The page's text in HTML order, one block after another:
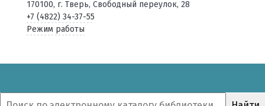
170100, г. Тверь, Свободный переулок, 28
+7 (4822) 34-37-55
Режим работы